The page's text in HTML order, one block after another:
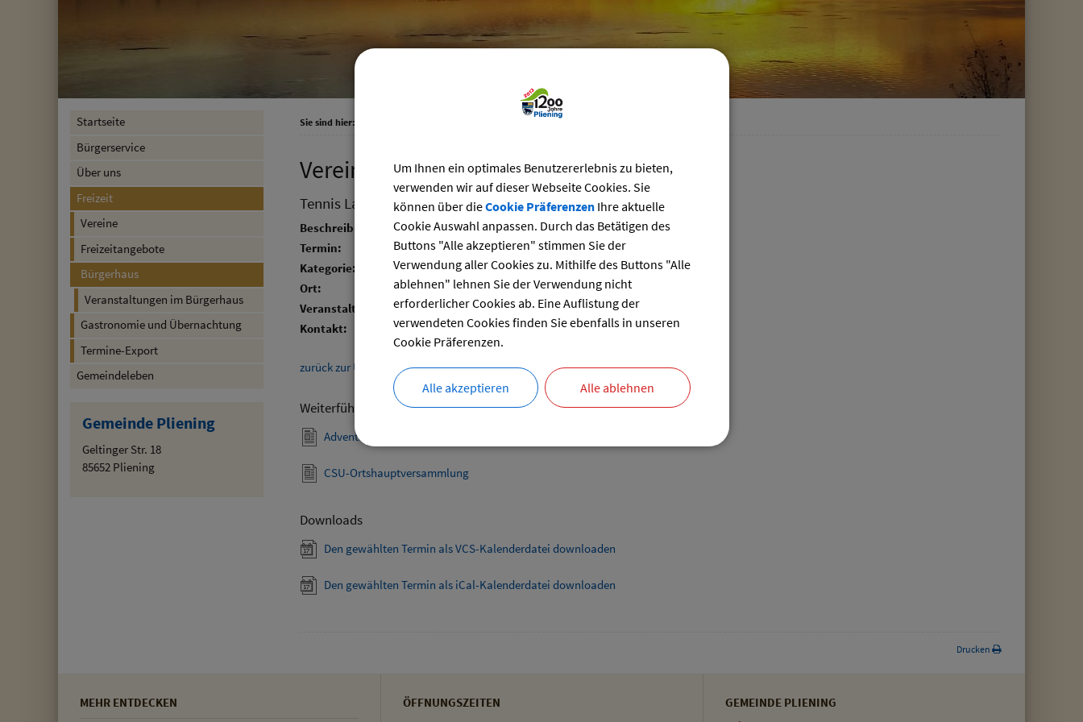
Startseite
Bürgerservice
Über uns
Freizeit
Vereine
Freizeitangebote
Bürgerhaus
Veranstaltungen im Bürgerhaus
Gastronomie und Übernachtung
Termine-Export
Gemeindeleben
Gemeinde Pliening
Geltinger Str. 18
85652 Pliening
Sie sind hier: Vereins-Veranstaltungen im Bürgerhaus
Vereinsveranstaltungen
Tennis Landesliga Heimspiel D50 gegen Karlsfeld am See
Beschreibung:
Termin:
14.06.2026 von 10:00bis 12:00 Uhr
Kategorie:
Sport
Ort:
Clubanlage TC Pliening
Veranstalter:
TC Pliening
Kontakt:
Martina Erhard
zurück zur Übersicht
Weiterführende Links
Adventsmarkt Hofladen Burghart
CSU-Ortshauptversammlung
Downloads
Den gewählten Termin als VCS-Kalenderdatei downloaden
Den gewählten Termin als iCal-Kalenderdatei downloaden
Drucken
MEHR ENTDECKEN ÖFFNUNGSZEITEN GEMEINDE PLIENING
Um Ihnen ein optimales Benutzererlebnis zu bieten,
verwenden wir auf dieser Webseite Cookies. Sie
können über dieCookie PräferenzenIhre aktuelle
Cookie Auswahl anpassen. Durch das Betätigen des
Buttons "Alle akzeptieren" stimmen Sie der
Verwendung aller Cookies zu. Mithilfe des Buttons "Alle
ablehnen" lehnen Sie der Verwendung nicht
erforderlicher Cookies ab. Eine Auflistung der
verwendeten Cookies finden Sie ebenfalls in unseren
Cookie Präferenzen.
Alle akzeptieren Alle ablehnen